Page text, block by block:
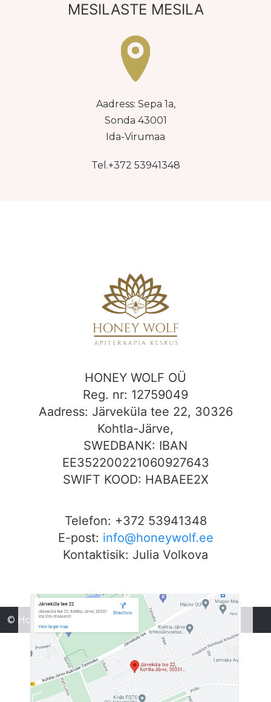
MESILASTE MESILA
Aadress: Sepa 1a,
Sonda 43001
Ida-Virumaa
Tel.+372 53941348
HONEY WOLF OÜ
Reg. nr: 12759049
Aadress: Järveküla tee 22, 30326
Kohtla-Järve,
SWEDBANK: IBAN
EE352200221060927643
SWIFT KOOD: HABAEE2X
Telefon: +372 53941348
E-post: info@honeywolf.ee
Kontaktisik: Julia Volkova
© HoneyWolf OÜ 2026, Design by CompLand